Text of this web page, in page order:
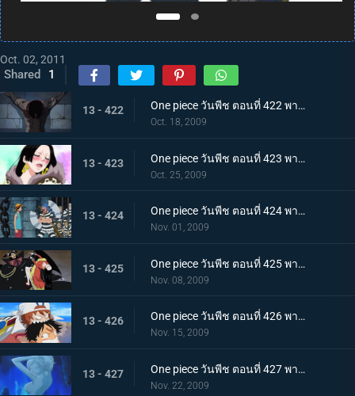
Oct. 02, 2011
Shared 1
13 - 422 One piece วันพีช ตอนที่ 422 พากย์ไทย การบุกที่เสี่ยงด้วยชีวิต! คุกนรกใต้สมุทรอิมเพลดาวน์
Oct. 18, 2009
13 - 423 One piece วันพีช ตอนที่ 423 พากย์ไทย พบกันอีกครั้งในนรก!? ผู้มีพลังผลบาระบาระ!
Oct. 25, 2009
13 - 424 One piece วันพีช ตอนที่ 424 พากย์ไทย ถล่มนรกดอกบัวแดง! กับแผนการสุดอลังการของบากี้
Nov. 01, 2009
13 - 425 One piece วันพีช ตอนที่ 425 พากย์ไทย ชายที่แข็งแกร่งที่สุดในคุก! มนุษย์พิษร้ายพัศดีมาเจลแลน
Nov. 08, 2009
13 - 426 One piece วันพีช ตอนที่ 426 พากย์ไทย ตอนพิเศษก่อนเข้าภาคมูฟวี่ ความทะเยอทะยานของราชสีห์ทองคำที่เริ่มเคลื่อนไหว!
Nov. 15, 2009
13 - 427 One piece วันพีช ตอนที่ 427 พากย์ไทย ตอนพิเศษก่อนเข้าภาคมูฟวี่! ลิตเติ้ลอีสต์บลูที่ถูกหมายตา!
Nov. 22, 2009